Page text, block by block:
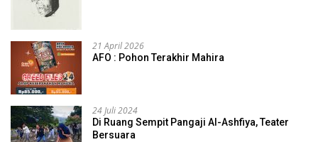
21 April 2026
AFO : Pohon Terakhir Mahira
24 Juli 2024
Di Ruang Sempit Pangaji Al-Ashfiya, Teater
Bersuara